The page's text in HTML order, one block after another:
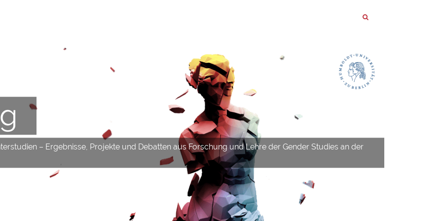
– Ergebnisse, Projekte und Debatten aus Forschung und Lehre der Gender Studies an der